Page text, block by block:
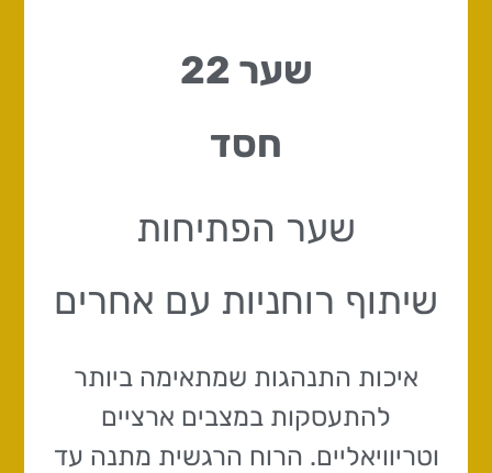
שער 22
חסד
שער הפתיחות
שיתוף רוחניות עם אחרים
איכות התנהגות שמתאימה ביותר
להתעסקות במצבים ארציים
וטריוויאליים. הרוח הרגשית מתנה עד